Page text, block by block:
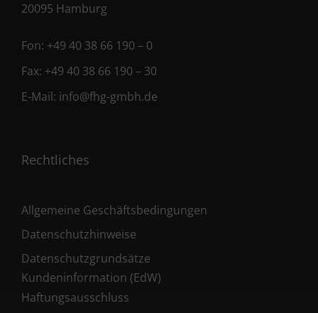
20095 Hamburg
Fon: +49 40 38 66 190 – 0
Fax: +49 40 38 66 190 – 30
E-Mail: info@fhg-gmbh.de
Rechtliches
Allgemeine Geschäftsbedingungen
Datenschutzhinweise
Datenschutzgrundsätze
Kundeninformation (EdW)
Haftungsausschluss